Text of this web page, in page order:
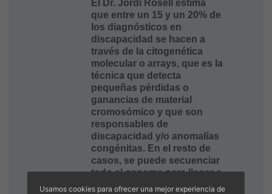
El Dr. Jordi Rosell estima
que entre un 15 y un 20% de
los diagnósticos en
discapacidad se hacen a
través de la citogenética
molecular o arrays, que es la
técnica que detecta
pequeñas pérdidas o
ganancias de material
cromosómico y que son
responsables de
discapacidad y/o anomalías
congénitas. En el resto de
casos, se puede secuenciar
todo el genoma para llegar a
la totalidad de diagnósticos
Usamos cookies para ofrecer una mejor experiencia de